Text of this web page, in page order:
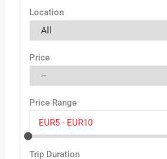
Location
Price
Price Range
Trip Duration